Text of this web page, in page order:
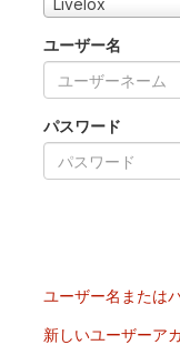
Livelox
ユーザー名
パスワード
ユーザー名または
新しいユーザーア